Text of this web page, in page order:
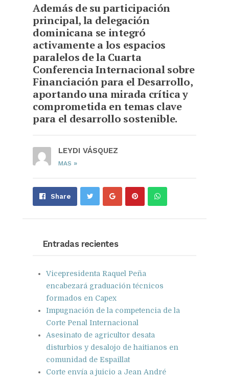
Además de su participación
principal, la delegación
dominicana se integró
activamente a los espacios
paralelos de la Cuarta
Conferencia Internacional sobre
Financiación para el Desarrollo,
aportando una mirada crítica y
comprometida en temas clave
para el desarrollo sostenible.
LEYDI VÁSQUEZ
MAS »
Share Share Pin Send
Entradas recientes
Vicepresidenta Raquel Peña
encabezará graduación técnicos
formados en Capex
Impugnación de la competencia de la
Corte Penal Internacional
Asesinato de agricultor desata
disturbios y desalojo de haitianos en
comunidad de Espaillat
Corte envía a juicio a Jean André